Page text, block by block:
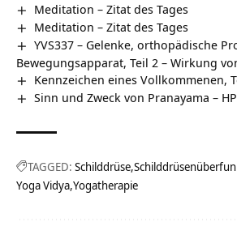
Meditation – Zitat des Tages
Meditation – Zitat des Tages
YVS337 – Gelenke, orthopädische
Bewegungsapparat, Teil 2 – Wirkung
Kennzeichen eines Vollkommenen,
Sinn und Zweck von Pranayama –
TAGGED: Schilddrüse
Yoga Vidya Yogatherapie